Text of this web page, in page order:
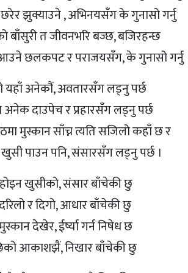
छरेर झुक्याउने , अभिनयसँग के गुनासो गर्नु
त जीवनभरि बज्छ, बजिरहन्छ
छलकपट र पराजयसँग, के गुनासो गर्नु
यहाँ अनेकौं, अवतारसँग लड्नु पर्छ
दाउपेच र प्रहारसँग लड्नु पर्छ
मुस्कान साँच्न त्यति सजिलो कहाँ छ र
पाउन पनि, संसारसँग लड्नु पर्छ ।
होइन खुसीको, संसार बाँचेकी छु
र दिगो, आधार बाँचेकी छु
देखेर, ईर्ष्या गर्न निषेध छ
आकाशझैं, निखार बाँचेकी छु